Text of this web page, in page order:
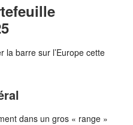
la barre sur l’Europe cette
dans un gros « range »